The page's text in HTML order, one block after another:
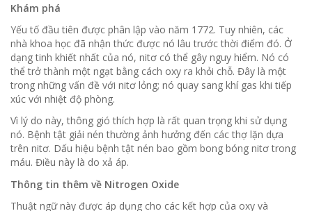
Khám phá
Yếu tố đầu tiên được phân lập vào năm 1772. Tuy nhiên, các
nhà khoa học đã nhận thức được nó lâu trước thời điểm đó. Ở
dạng tinh khiết nhất của nó, nitơ có thể gây nguy hiểm. Nó có
thể trở thành một ngạt bằng cách oxy ra khỏi chỗ. Đây là một
trong những vấn đề với nitơ lỏng; nó quay sang khí gas khi tiếp
xúc với nhiệt độ phòng.
Vì lý do này, thông gió thích hợp là rất quan trọng khi sử dụng
nó. Bệnh tật giải nén thường ảnh hưởng đến các thợ lặn dựa
trên nitơ. Dấu hiệu bệnh tật nén bao gồm bong bóng nitơ trong
máu. Điều này là do xả áp.
Thông tin thêm về Nitrogen Oxide
Thuật ngữ này được áp dụng cho các kết hợp của oxy và